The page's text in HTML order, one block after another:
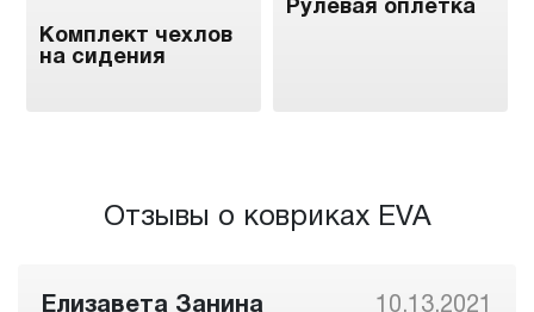
Комплект чехлов
на сидения
Рулевая оплетка
Отзывы о ковриках EVA
Елизавета Занина 10.13.2021